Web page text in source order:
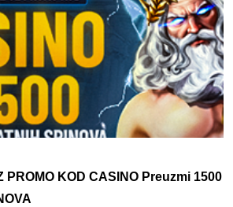
PROMO KOD CASINO Preuzmi 1500